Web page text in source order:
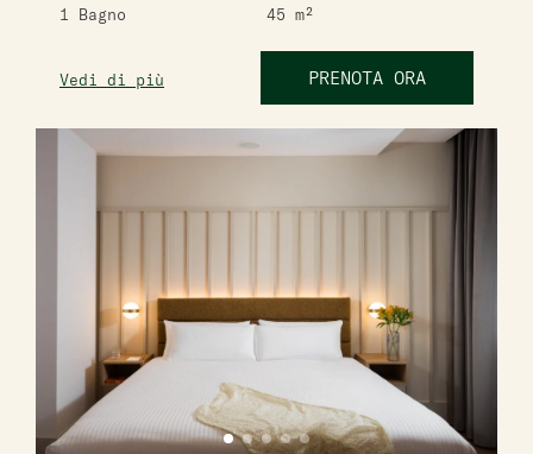
1
Bagno 45 m²
Vedi di più PRENOTA ORA